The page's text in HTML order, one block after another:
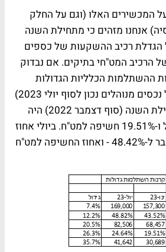
המכשירים האלו (וגם על החלק
אנחנו מזהים כי מתחילת השנה
הגדלת רכיב ההשקעות של כספים
הרכיב המט"חי בתיקים. אם נבדוק
ההשתלמות הכלליות הגדולות
(כ-170 מיליארד שקל נכסים מנוהלים נכון לסוף יולי 2023)
נראה כי הממוצע בתחילת השנה (סוף דצמבר 2022) היה
43.52% חשיפה לחו"ל ו-19.51% חשיפה למט"ח. ביולי אחוז
החשיפה לחו"ל עלה כבר ל-48.42% - ואחוז החשיפה למט"ח